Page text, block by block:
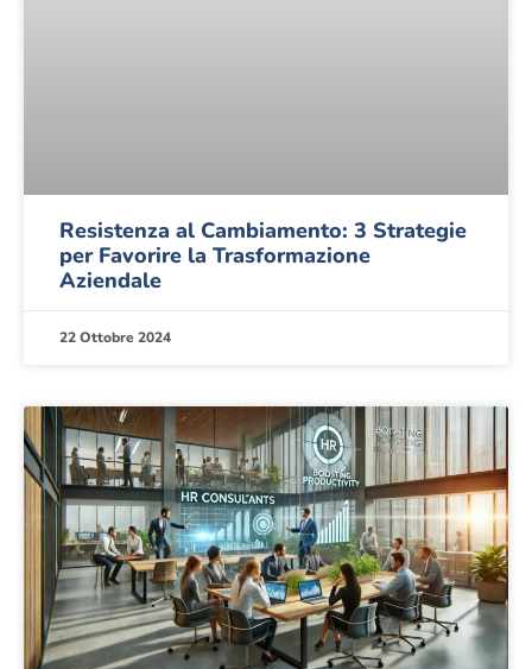
Resistenza al Cambiamento: 3 Strategie
per Favorire la Trasformazione
Aziendale
22 Ottobre 2024